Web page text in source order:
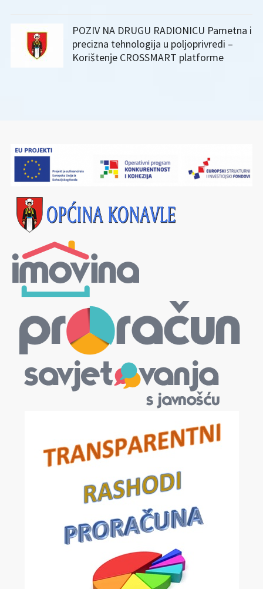
POZIV NA DRUGU RADIONICU Pametna i
precizna tehnologija u poljoprivredi –
Korištenje CROSSMART platforme